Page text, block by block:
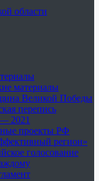
области
материалы
Великой Победы
перепись
2021
проекты РФ
регион»
голосование